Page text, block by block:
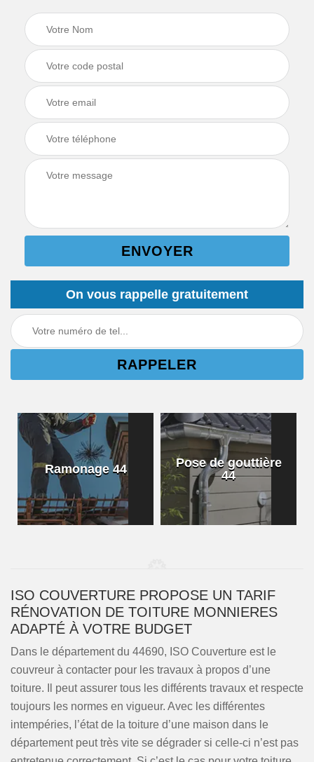
On vous rappelle gratuitement
Ramonage 44
Pose de gouttière
44
ISO COUVERTURE PROPOSE UN TARIF
RÉNOVATION DE TOITURE MONNIERES
ADAPTÉ À VOTRE BUDGET
Dans le département du 44690, ISO Couverture est le
couvreur à contacter pour les travaux à propos d’une
toiture. Il peut assurer tous les différents travaux et respecte
toujours les normes en vigueur. Avec les différentes
intempéries, l’état de la toiture d’une maison dans le
département peut très vite se dégrader si celle-ci n’est pas